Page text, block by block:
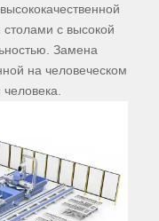
с высокой
Замена
на человеческом